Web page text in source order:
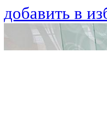
добавить в